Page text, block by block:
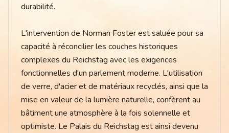
durabilité.
L'intervention de Norman Foster est saluée pour sa
capacité à réconcilier les couches historiques
complexes du Reichstag avec les exigences
fonctionnelles d'un parlement moderne. L'utilisation
de verre, d'acier et de matériaux recyclés, ainsi que la
mise en valeur de la lumière naturelle, confèrent au
bâtiment une atmosphère à la fois solennelle et
optimiste. Le Palais du Reichstag est ainsi devenu